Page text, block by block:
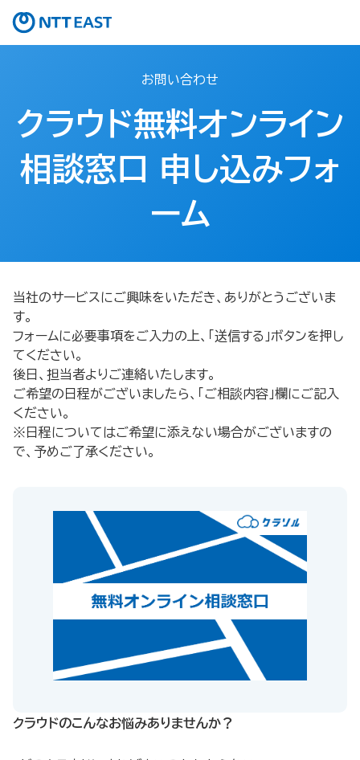
お問い合わせ
クラウド無料オンライン
相談窓口 申し込みフォ
ーム​
当社のサービスにご興味をいただき、ありがとうございま
す。
フォームに必要事項をご入力の上、「送信する」ボタンを押し
てください。
後日、担当者よりご連絡いたします。
ご希望の日程がございましたら、「ご相談内容」欄にご記入
ください。
※日程についてはご希望に添えない場合がございますの
で、予めご了承ください。
クラウドのこんなお悩みありませんか？